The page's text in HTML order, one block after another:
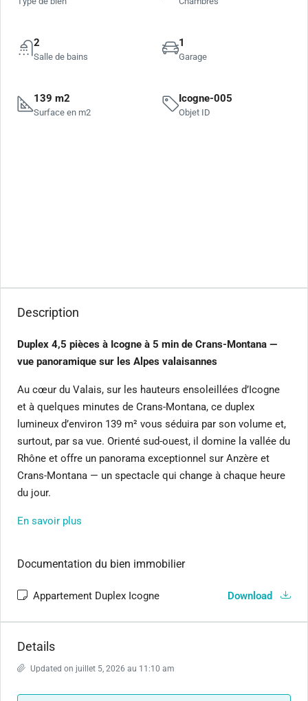
2
Salle de bains
1
Garage
139 m2
Surface en m2
Icogne-005
Objet ID
Description
Duplex 4,5 pièces à Icogne à 5 min de Crans-Montana —
vue panoramique sur les Alpes valaisannes
Au cœur du Valais, sur les hauteurs ensoleillées d’Icogne
et à quelques minutes de Crans-Montana, ce duplex
lumineux d’environ 139 m² vous séduira par son volume et,
surtout, par sa vue. Orienté sud-ouest, il domine la vallée du
Rhône et offre un panorama exceptionnel sur Anzère et
Crans-Montana — un spectacle qui change à chaque heure
du jour.
En savoir plus
Documentation du bien immobilier
Appartement Duplex Icogne Download
Details
Updated on juillet 5, 2026 au 11:10 am